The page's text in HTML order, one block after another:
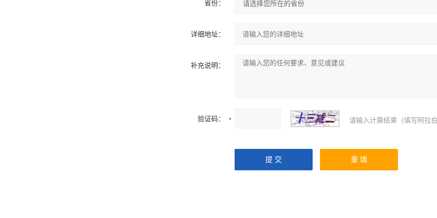
省份：
详细地址：
补充说明：
验证码： 请输入计算结果（填写阿拉